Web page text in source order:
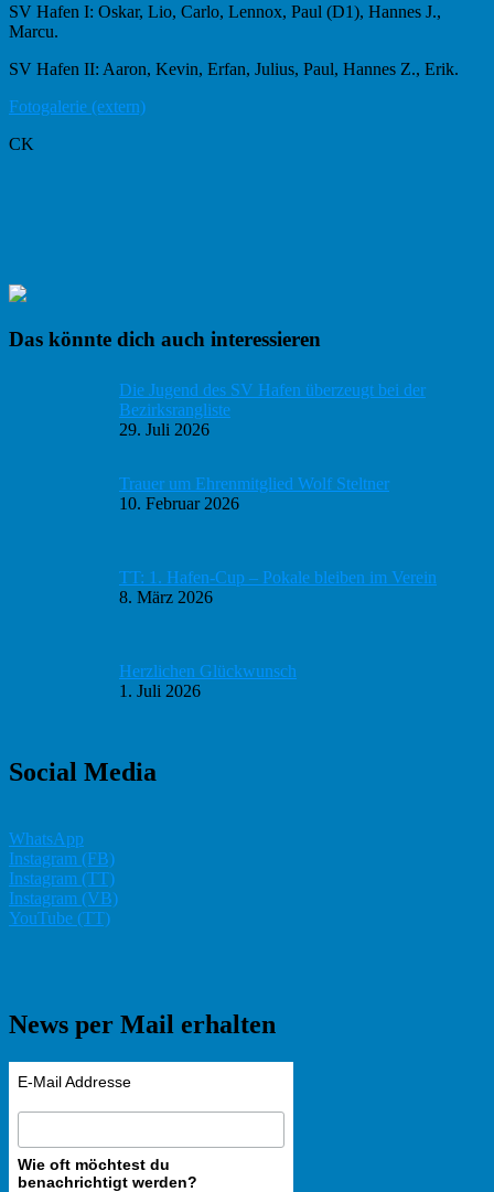
SV Hafen I: Oskar, Lio, Carlo, Lennox, Paul (D1), Hannes J.,
Marcu.
SV Hafen II: Aaron, Kevin, Erfan, Julius, Paul, Hannes Z., Erik.
Fotogalerie (extern)
CK
Haupt-
Das könnte dich auch interessieren
Die Jugend des SV Hafen überzeugt bei der
Bezirksrangliste
29. Juli 2026
Trauer um Ehrenmitglied Wolf Steltner
10. Februar 2026
TT: 1. Hafen-Cup – Pokale bleiben im Verein
8. März 2026
Herzlichen Glückwunsch
1. Juli 2026
Social Media
WhatsApp
Instagram (FB)
Instagram (TT)
Instagram (VB)
YouTube (TT)
News per Mail erhalten
E-Mail Addresse
Wie oft möchtest du
benachrichtigt werden?